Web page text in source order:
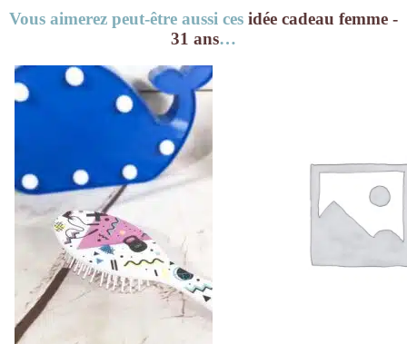
Vous aimerez peut-être aussi ces idée cadeau femme -
31 ans…